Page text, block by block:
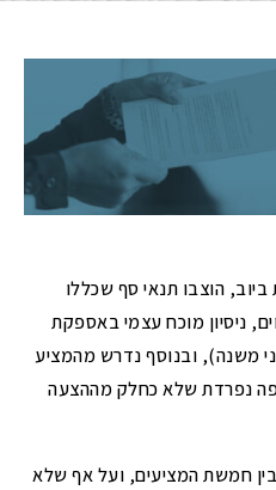
הוצבו תנאי סף שכללו
ניסיון מוכח עצמי באספקת
משנה), ובנוסף נדרש מהמציע
נפרדת שלא כחלק מההצעה
חמשת המציעים, ועל אף שלא